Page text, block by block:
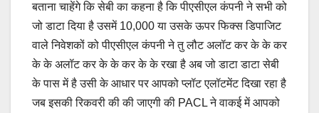
बताना चाहेंगे कि सेबी का कहना है कि पीएसीएल कंपनी ने सभी को
जो डाटा दिया है उसमें 10,000 या उसके ऊपर फिक्स डिपाजिट
वाले निवेशकों को पीएसीएल कंपनी ने तु लौट अलॉट कर के के कर
के के अलॉट कर के के कर के के रखा है अब जो डाटा डाटा सेबी
के पास में है उसी के आधार पर आपको प्लॉट एलॉटमेंट दिखा रहा है
जब इसकी रिकवरी की की जाएगी की PACL ने वाकई में आपको